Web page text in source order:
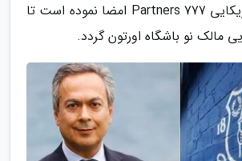
سرمایه گذاری آمریکایی 777 Partners امضا نموده است تا
مالک نو باشگاه اورتون گردد.